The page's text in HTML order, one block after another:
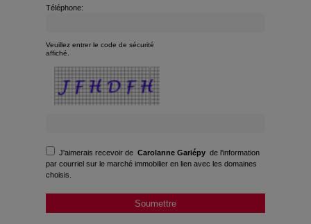
Téléphone:
Veuillez entrer le code de sécurité
affiché.
J'aimerais recevoir de Carolanne Gariépy de l'information
par courriel sur le marché immobilier en lien avec les domaines
choisis.